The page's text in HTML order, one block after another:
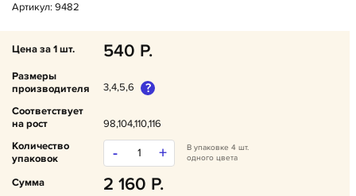
Артикул: 9482
Цена за 1 шт. 540
Размеры
производителя
3,4,5,6 ?
Соответствует
на рост
98,104,110,116
Количество
упаковок
- +
В упаковке 4 шт.
одного цвета
Сумма 2 160